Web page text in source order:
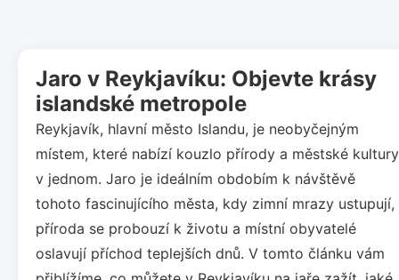
Jaro v Reykjavíku: Objevte krásy
islandské metropole
Reykjavík, hlavní město Islandu, je neobyčejným
místem, které nabízí kouzlo přírody a městské kultury
v jednom. Jaro je ideálním obdobím k návštěvě
tohoto fascinujícího města, kdy zimní mrazy ustupují,
příroda se probouzí k životu a místní obyvatelé
oslavují příchod teplejších dnů. V tomto článku vám